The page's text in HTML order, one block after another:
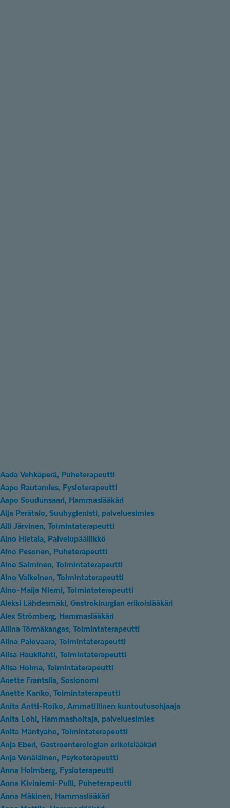
Aada Vehkaperä, Puheterapeutti
Aapo Rautamies, Fysioterapeutti
Aapo Soudunsaari, Hammaslääkäri
Aija Perätalo, Suuhygienisti, palveluesimies
Aili Järvinen, Toimintaterapeutti
Aino Hietala, Palvelupäällikkö
Aino Pesonen, Puheterapeutti
Aino Salminen, Toimintaterapeutti
Aino Valkeinen, Toimintaterapeutti
Aino-Maija Niemi, Toimintaterapeutti
Aleksi Lähdesmäki, Gastrokirurgian erikoislääkäri
Alex Strömberg, Hammaslääkäri
Aliina Törmäkangas, Toimintaterapeutti
Alina Palovaara, Toimintaterapeutti
Alisa Haukilahti, Toimintaterapeutti
Alisa Holma, Toimintaterapeutti
Anette Frantsila, Sosionomi
Anette Kanko, Toimintaterapeutti
Anita Antti-Roiko, Ammatillinen kuntoutusohjaaja
Anita Lohi, Hammashoitaja, palveluesimies
Anita Mäntyaho, Toimintaterapeutti
Anja Eberl, Gastroenterologian erikoislääkäri
Anja Venäläinen, Psykoterapeutti
Anna Holmberg, Fysioterapeutti
Anna Kiviniemi-Pulli, Puheterapeutti
Anna Mäkinen, Hammaslääkäri